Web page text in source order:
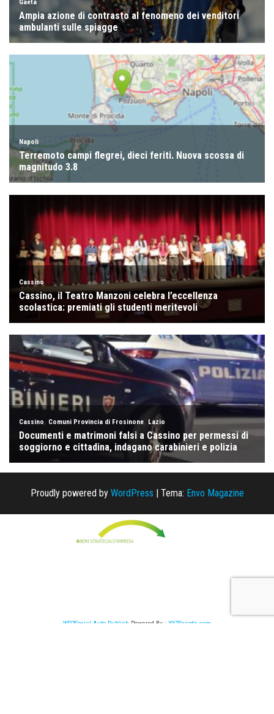
Proudly powered by WordPress | Tema: Envo Magazine
WP2Social Auto Publish Powered By : XYZScripts.com